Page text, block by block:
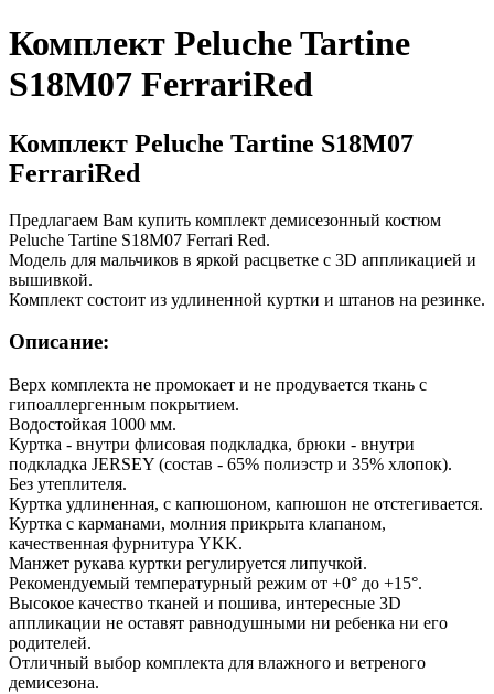
Комплект Peluche Tartine
S18M07 FerrariRed
Комплект Peluche Tartine S18M07
FerrariRed
Предлагаем Вам купить комплект демисезонный костюм
Peluche Tartine S18M07 Ferrari Red.
Модель для мальчиков в яркой расцветке с 3D аппликацией и
вышивкой.
Комплект состоит из удлиненной куртки и штанов на резинке.
Описание:
Верх комплекта не промокает и не продувается ткань с
гипоаллергенным покрытием.
Водостойкая 1000 мм.
Куртка - внутри флисовая подкладка, брюки - внутри
подкладка JERSEY (состав - 65% полиэстр и 35% хлопок).
Без утеплителя.
Куртка удлиненная, с капюшоном, капюшон не отстегивается.
Куртка с карманами, молния прикрыта клапаном,
качественная фурнитура YKK.
Манжет рукава куртки регулируется липучкой.
Рекомендуемый температурный режим от +0° до +15°.
Высокое качество тканей и пошива, интересные 3D
аппликации не оставят равнодушными ни ребенка ни его
родителей.
Отличный выбор комплекта для влажного и ветреного
демисезона.